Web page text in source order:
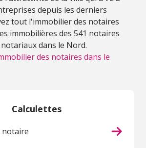
depuis les derniers
tout l'immobilier des notaires
immobilières des 541 notaires
dans le Nord.
des notaires dans le
Calculettes
notaire